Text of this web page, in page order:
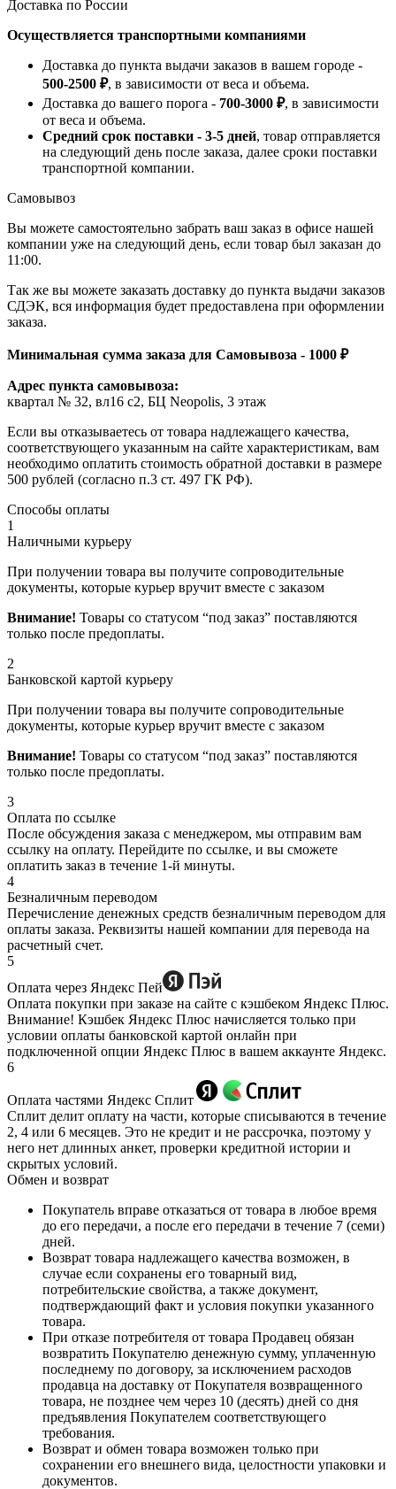
Доставка по России
Осуществляется транспортными компаниями
Доставка до пункта выдачи заказов в вашем городе -
500-2500 ₽, в зависимости от веса и объема.
Доставка до вашего порога - 700-3000 ₽, в зависимости
от веса и объема.
Средний срок поставки - 3-5 дней, товар отправляется
на следующий день после заказа, далее сроки поставки
транспортной компании.
Самовывоз
Вы можете самостоятельно забрать ваш заказ в офисе нашей
компании уже на следующий день, если товар был заказан до
11:00.
Так же вы можете заказать доставку до пункта выдачи заказов
СДЭК, вся информация будет предоставлена при оформлении
заказа.
Минимальная сумма заказа для Самовывоза - 1000 ₽
Адрес пункта самовывоза:
квартал № 32, вл16 с2, БЦ Neopolis, 3 этаж
Если вы отказываетесь от товара надлежащего качества,
соответствующего указанным на сайте характеристикам, вам
необходимо оплатить стоимость обратной доставки в размере
500 рублей (согласно п.3 ст. 497 ГК РФ).
Способы оплаты
1
Наличными курьеру
При получении товара вы получите сопроводительные
документы, которые курьер вручит вместе с заказом
Внимание! Товары со статусом “под заказ” поставляются
только после предоплаты.
2
Банковской картой курьеру
При получении товара вы получите сопроводительные
документы, которые курьер вручит вместе с заказом
Внимание! Товары со статусом “под заказ” поставляются
только после предоплаты.
3
Оплата по ссылке
После обсуждения заказа с менеджером, мы отправим вам
ссылку на оплату. Перейдите по ссылке, и вы сможете
оплатить заказ в течение 1-й минуты.
4
Безналичным переводом
Перечисление денежных средств безналичным переводом для
оплаты заказа. Реквизиты нашей компании для перевода на
расчетный счет.
5
Оплата через Яндекс Пей
Оплата покупки при заказе на сайте с кэшбеком Яндекс Плюс.
Внимание! Кэшбек Яндекс Плюс начисляется только при
условии оплаты банковской картой онлайн при
подключенной опции Яндекс Плюс в вашем аккаунте Яндекс.
6
Оплата частями Яндекс Сплит
Сплит делит оплату на части, которые списываются в течение
2, 4 или 6 месяцев. Это не кредит и не рассрочка, поэтому у
него нет длинных анкет, проверки кредитной истории и
скрытых условий.
Обмен и возврат
Покупатель вправе отказаться от товара в любое время
до его передачи, а после его передачи в течение 7 (семи)
дней.
Возврат товара надлежащего качества возможен, в
случае если сохранены его товарный вид,
потребительские свойства, а также документ,
подтверждающий факт и условия покупки указанного
товара.
При отказе потребителя от товара Продавец обязан
возвратить Покупателю денежную сумму, уплаченную
последнему по договору, за исключением расходов
продавца на доставку от Покупателя возвращенного
товара, не позднее чем через 10 (десять) дней со дня
предъявления Покупателем соответствующего
требования.
Возврат и обмен товара возможен только при
сохранении его внешнего вида, целостности упаковки и
документов.